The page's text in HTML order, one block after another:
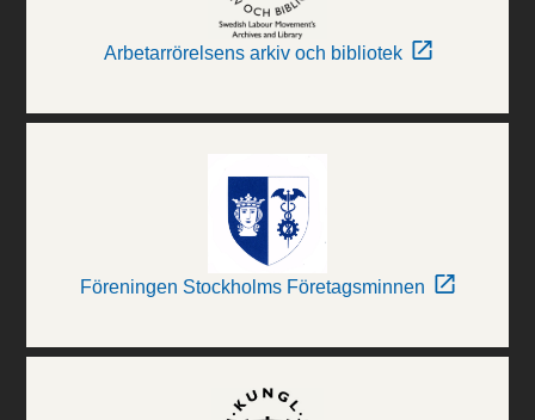
Arbetarrörelsens arkiv och bibliotek
Föreningen Stockholms Företagsminnen